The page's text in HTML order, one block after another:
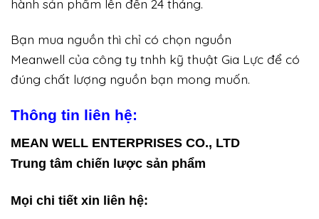
hành sản phẩm lên đến 24 tháng.
Bạn mua nguồn thì chỉ có chọn nguồn
Meanwell của công ty tnhh kỹ thuật Gia Lực để có
đúng chất lượng nguồn bạn mong muốn.
Thông tin liên hệ:
MEAN WELL ENTERPRISES CO., LTD
Trung tâm chiến lược sản phẩm
Mọi chi tiết xin liên hệ: